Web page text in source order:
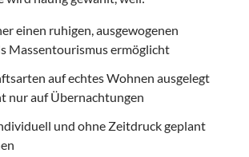
einen ruhigen, ausgewogenen
Massentourismus ermöglicht
auf echtes Wohnen ausgelegt
nur auf Übernachtungen
und ohne Zeitdruck geplant